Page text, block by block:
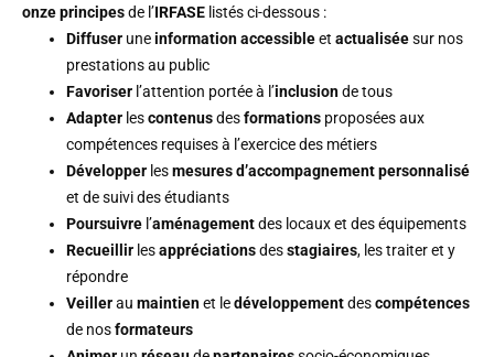
onze principesde l’IRFASE listés ci-dessous :
Diffuser uneinformationaccessibleet actualiséesur nos
prestations au public
Favoriser l’attention portée à l’inclusionde tous
Adapter lescontenusdesformations proposées aux
compétences requises à l’exercice des métiers
Développer lesmesuresd’accompagnementpersonnalisé
et de suivi des étudiants
Poursuivre l’aménagementdes locaux et des équipements
Recueillir lesappréciationsdesstagiaires, les traiter et y
répondre
Veillerau maintienet ledéveloppementdescompétences
de nosformateurs